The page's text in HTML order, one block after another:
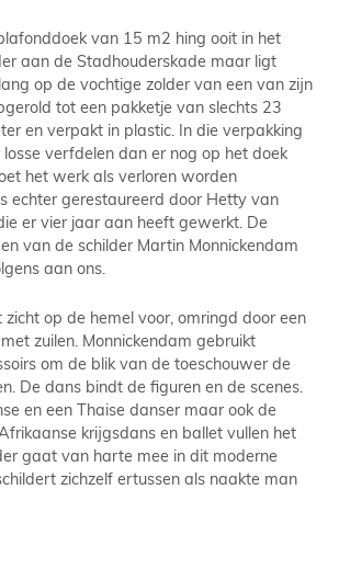
van 15 m2 hing ooit in het
aan de Stadhouderskade maar ligt
op de vochtige zolder van een van zijn
tot een pakketje van slechts 23
en verpakt in plastic. In die verpakking
verfdelen dan er nog op het doek
het werk als verloren worden
echter gerestaureerd door Hetty van
er vier jaar aan heeft gewerkt. De
van de schilder Martin Monnickendam
aan ons.
op de hemel voor, omringd door een
zuilen. Monnickendam gebruikt
om de blik van de toeschouwer de
De dans bindt de figuren en de scenes.
en een Thaise danser maar ook de
krijgsdans en ballet vullen het
gaat van harte mee in dit moderne
zichzelf ertussen als naakte man